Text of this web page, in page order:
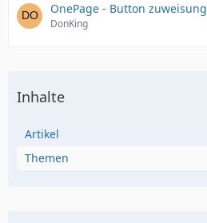
OnePage - Button zuweisung
DonKing
Inhalte
Artikel
Themen